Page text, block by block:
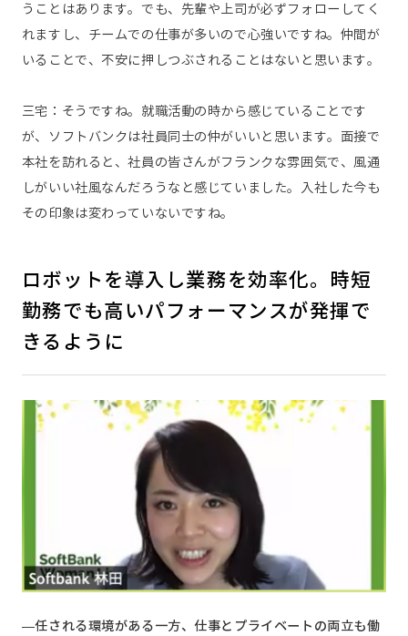
うことはあります。でも、先輩や上司が必ずフォローしてく
れますし、チームでの仕事が多いので心強いですね。仲間が
いることで、不安に押しつぶされることはないと思います。
三宅：そうですね。就職活動の時から感じていることです
が、ソフトバンクは社員同士の仲がいいと思います。面接で
本社を訪れると、社員の皆さんがフランクな雰囲気で、風通
しがいい社風なんだろうなと感じていました。入社した今も
その印象は変わっていないですね。
ロボットを導入し業務を効率化。時短
勤務でも高いパフォーマンスが発揮で
きるように
—任される環境がある一方、仕事とプライベートの両立も働